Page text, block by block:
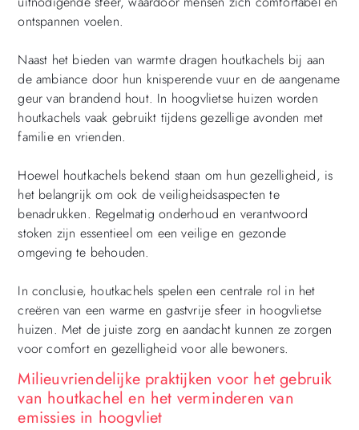
ontspannen voelen.
Naast het bieden van warmte dragen houtkachels bij aan
de ambiance door hun knisperende vuur en de aangename
geur van brandend hout. In hoogvlietse huizen worden
houtkachels vaak gebruikt tijdens gezellige avonden met
familie en vrienden.
Hoewel houtkachels bekend staan om hun gezelligheid, is
het belangrijk om ook de veiligheidsaspecten te
benadrukken. Regelmatig onderhoud en verantwoord
stoken zijn essentieel om een veilige en gezonde
omgeving te behouden.
In conclusie, houtkachels spelen een centrale rol in het
creëren van een warme en gastvrije sfeer in hoogvlietse
huizen. Met de juiste zorg en aandacht kunnen ze zorgen
voor comfort en gezelligheid voor alle bewoners.
Milieuvriendelijke praktijken voor het gebruik
van houtkachel en het verminderen van
emissies in hoogvliet